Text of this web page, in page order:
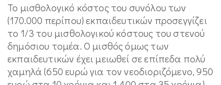
Το μισθολογικό κόστος του συνόλου των
(170.000 περίπου) εκπαιδευτικών προσεγγίζει
το 1/3 του μισθολογικού κόστους του στενού
δημόσιου τομέα. Ο μισθός όμως των
εκπαιδευτικών έχει μειωθεί σε επίπεδα πολύ
χαμηλά (650 ευρώ για τον νεοδιοριζόμενο, 950